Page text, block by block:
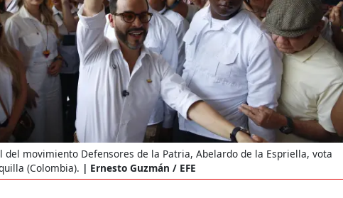
del movimiento Defensores de la Patria, Abelardo de la Espriella, vota
(Colombia).
Ernesto Guzmán / EFE
Un fuerte terremoto de magnitud
7,1 se registró este martes 28 de
julio en la prefectura de Kumamoto,
al sur de Japón, provocando una
emergencia de gran...